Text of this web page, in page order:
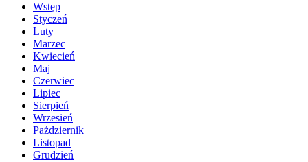
Wstęp
Styczeń
Luty
Marzec
Kwiecień
Maj
Czerwiec
Lipiec
Sierpień
Wrzesień
Październik
Listopad
Grudzień